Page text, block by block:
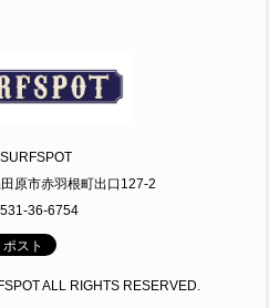
原市赤羽根町出口127-2
36-6754
ALL RIGHTS RESERVED.